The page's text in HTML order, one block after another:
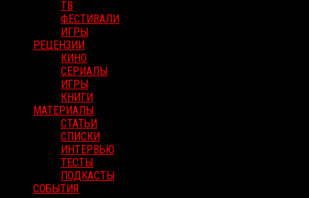
ТВ
ФЕСТИВАЛИ
ИГРЫ
РЕЦЕНЗИИ
КИНО
СЕРИАЛЫ
ИГРЫ
КНИГИ
МАТЕРИАЛЫ
СТАТЬИ
СПИСКИ
ИНТЕРВЬЮ
ТЕСТЫ
ПОДКАСТЫ
СОБЫТИЯ